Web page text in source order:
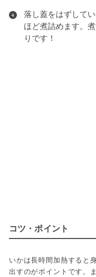
4
落し蓋をはずして
ほど煮詰めます。
りです！
コツ・ポイント
いかは長時間加熱すると
出すのがポイントです。